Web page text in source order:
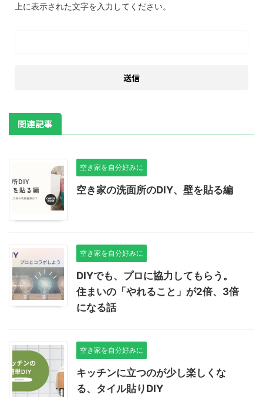
上に表示された文字を入力してください。
関連記事
空き家を自分好みに
空き家の洗面所のDIY、壁を貼る編
空き家を自分好みに
DIYでも、プロに協力してもらう。
住まいの「やれること」が2倍、3倍
になる話
空き家を自分好みに
キッチンに立つのが少し楽しくな
る、タイル貼りDIY